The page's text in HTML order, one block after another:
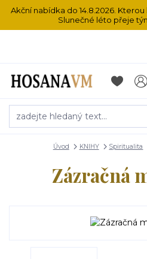
Akční nabídka do 14.8.2026.
Slunečné léto přeje
Úvod KNIHY Spiritualita
Zázračná